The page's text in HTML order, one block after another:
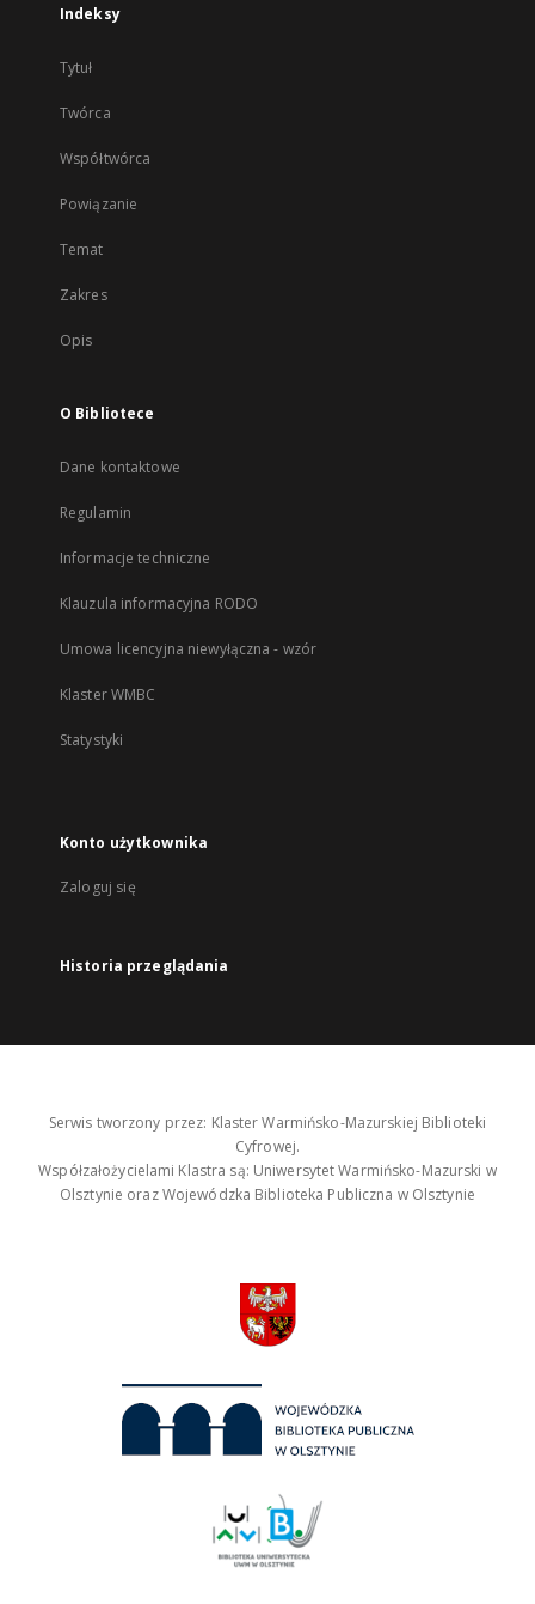
Indeksy
Tytuł
Twórca
Współtwórca
Powiązanie
Temat
Zakres
Opis
O Bibliotece
Dane kontaktowe
Regulamin
Informacje techniczne
Klauzula informacyjna RODO
Umowa licencyjna niewyłączna - wzór
Klaster WMBC
Statystyki
Konto użytkownika
Zaloguj się
Historia przeglądania
Serwis tworzony przez: Klaster Warmińsko-Mazurskiej Biblioteki
Cyfrowej.
Współzałożycielami Klastra są: Uniwersytet Warmińsko-Mazurski w
Olsztynie oraz Wojewódzka Biblioteka Publiczna w Olsztynie